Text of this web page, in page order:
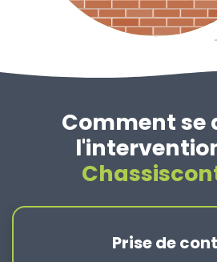
Comment se
Prise de